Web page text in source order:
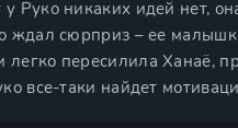
Руко никаких идей нет,
ждал сюрприз – ее
пересилила Ханаё,
все-таки найдет